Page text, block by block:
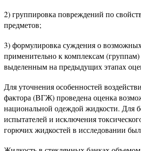
2) группировка повреждений по
предметов;
3) формулировка суждения о
применительно к комплексам
выделенным на предыдущих этапах
Для уточнения особенностей
фактора (ВГЖ) проведена оценка
национальной одеждой жидкости. Для
испытателей и исключения
горючих жидкостей в исследовании